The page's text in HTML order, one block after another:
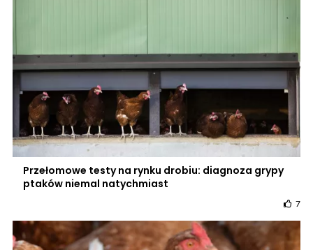
Przełomowe testy na rynku drobiu: diagnoza grypy
ptaków niemal natychmiast
7